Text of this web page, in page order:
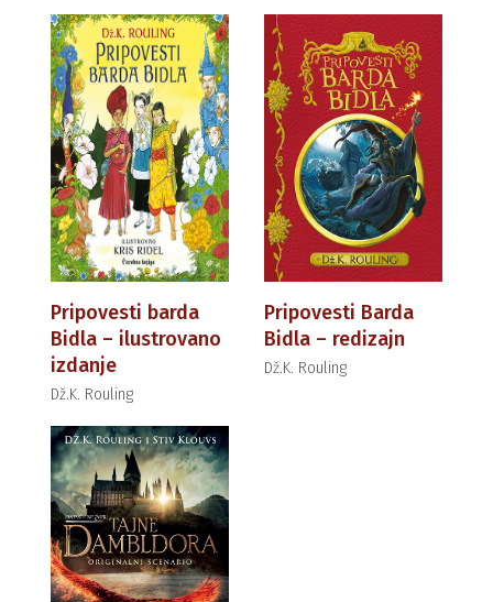
Pripovesti barda
Bidla – ilustrovano
izdanje
Dž.K. Rouling
Pripovesti Barda
Bidla – redizajn
Dž.K. Rouling